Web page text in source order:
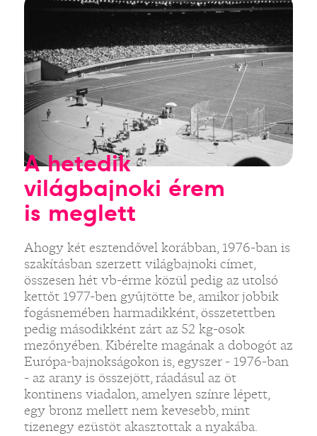
A hetedik
világbajnoki érem
is meglett
Ahogy két esztendővel korábban, 1976-ban is
szakításban szerzett világbajnoki címet,
összesen hét vb-érme közül pedig az utolsó
kettőt 1977-ben gyűjtötte be, amikor jobbik
fogásnemében harmadikként, összetettben
pedig másodikként zárt az 52 kg-osok
mezőnyében. Kibérelte magának a dobogót az
Európa-bajnokságokon is, egyszer - 1976-ban
- az arany is összejött, ráadásul az öt
kontinens viadalon, amelyen színre lépett,
egy bronz mellett nem kevesebb, mint
tizenegy ezüstöt akasztottak a nyakába.